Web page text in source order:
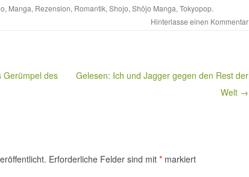
, Manga, Rezension, Romantik, Shojo, Shōjo Manga, Tokyopop.
Hinterlasse einen Kommentar
des
Gelesen: Ich und Jagger gegen den Rest der
Welt →
Erforderliche Felder sind mit * markiert